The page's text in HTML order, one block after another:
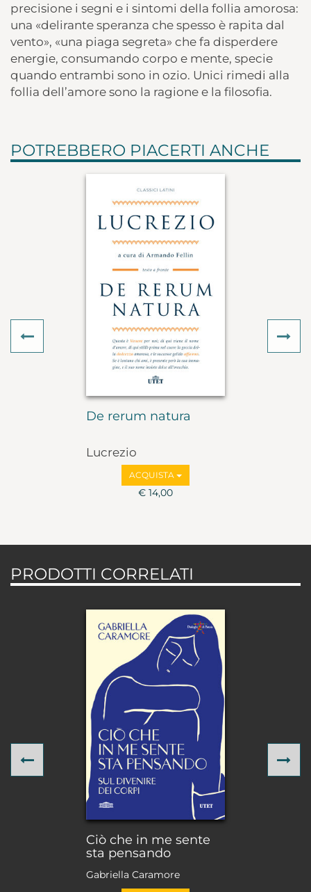
precisione i segni e i sintomi della follia amorosa:
una «delirante speranza che spesso è rapita dal
vento», «una piaga segreta» che fa disperdere
energie, consumando corpo e mente, specie
quando entrambi sono in ozio. Unici rimedi alla
follia dell’amore sono la ragione e la filosofia.
POTREBBERO PIACERTI ANCHE
De rerum natura
Lucrezio
ACQUISTA
€ 14,00
Previous
PRODOTTI CORRELATI
Ciò che in me sente
sta pensando
Gabriella Caramore
Previous